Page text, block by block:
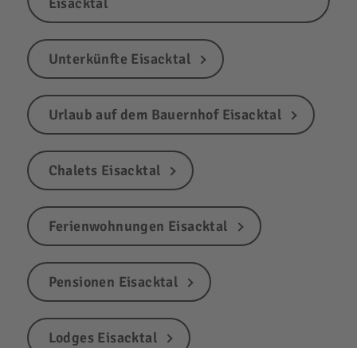
Unterkünfte Eisacktal
Urlaub auf dem Bauernhof Eisacktal
Chalets Eisacktal
Ferienwohnungen Eisacktal
Pensionen Eisacktal
Lodges Eisacktal